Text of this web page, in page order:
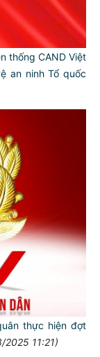
thống CAND Việt
an ninh Tổ quốc
thực hiện đợt
2025 11:21)